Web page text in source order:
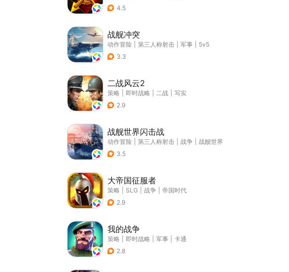
4.5
战舰冲突
动作冒险 第三人称射击 军事
5v5
3.3
二战风云2
策略 即时战略 二战
写实
2.9
战舰世界闪击战
动作冒险 第三人称射击 战争
战舰世界
3.5
大帝国征服者
策略 SLG 战争
帝国时代
2.9
我的战争
策略 即时战略 军事
卡通
2.8